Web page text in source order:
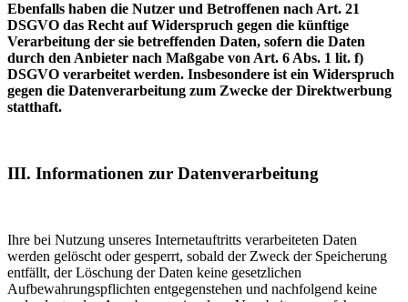
Ebenfalls haben die Nutzer und Betroffenen nach Art. 21
DSGVO das Recht auf Widerspruch gegen die künftige
Verarbeitung der sie betreffenden Daten, sofern die Daten
durch den Anbieter nach Maßgabe von Art. 6 Abs. 1 lit. f)
DSGVO verarbeitet werden. Insbesondere ist ein Widerspruch
gegen die Datenverarbeitung zum Zwecke der Direktwerbung
statthaft.
III. Informationen zur Datenverarbeitung
Ihre bei Nutzung unseres Internetauftritts verarbeiteten Daten
werden gelöscht oder gesperrt, sobald der Zweck der Speicherung
entfällt, der Löschung der Daten keine gesetzlichen
Aufbewahrungspflichten entgegenstehen und nachfolgend keine